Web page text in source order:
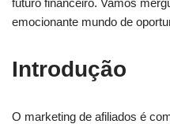
emocionante mundo de
Introdução
O marketing de afiliados é